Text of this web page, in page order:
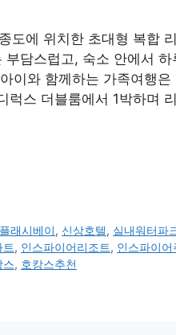
에 위치한 초대형 복합 리
담스럽고, 숙소 안에서
이와 함께하는 가족여행은
스 더블룸에서 1박하며
래시베이, 신상호텔, 실내워터파
, 인스파이어리조트, 인스파이어
스, 호캉스추천